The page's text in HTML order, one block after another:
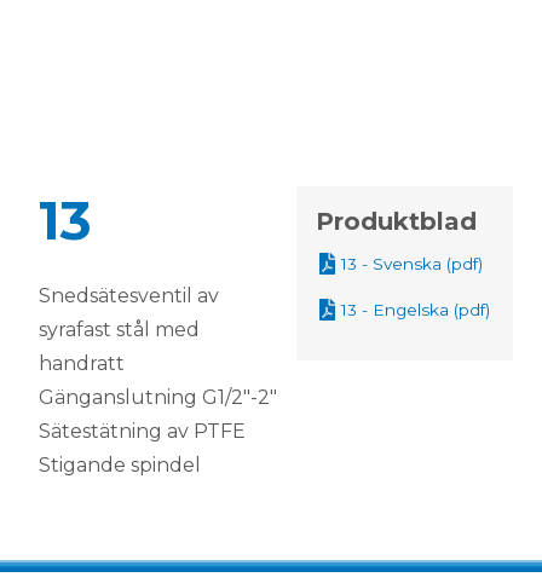
13
Snedsätesventil av
syrafast stål med
handratt
Gänganslutning G1/2″-2″
Sätestätning av PTFE
Stigande spindel
Produktblad
13 - Svenska (pdf)
13 - Engelska (pdf)